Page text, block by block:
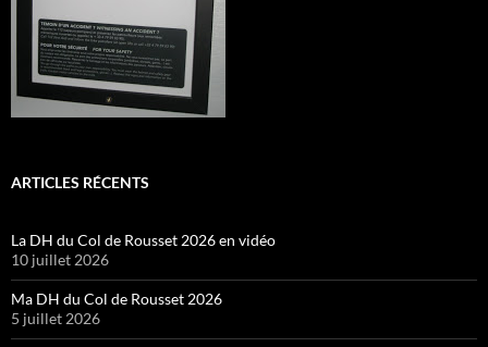
ARTICLES RÉCENTS
La DH du Col de Rousset 2026 en vidéo
10 juillet 2026
Ma DH du Col de Rousset 2026
5 juillet 2026